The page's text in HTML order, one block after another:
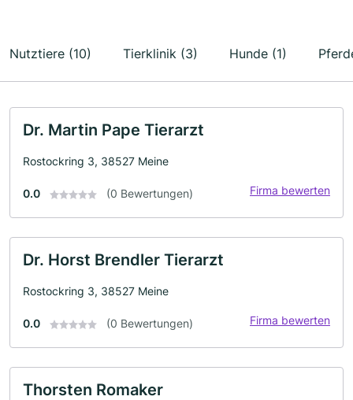
Nutztiere (10) Tierklinik (3) Hunde (1)
Dr. Martin Pape Tierarzt
Rostockring 3, 38527 Meine
0.0 (0 Bewertungen) Firma bewerten
Dr. Horst Brendler Tierarzt
Rostockring 3, 38527 Meine
0.0 (0 Bewertungen) Firma bewerten
Thorsten Romaker